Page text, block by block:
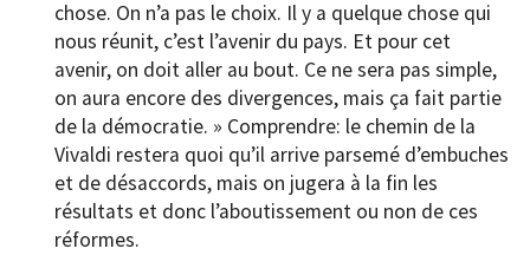
chose. On n’a pas le choix. Il y a quelque chose qui
nous réunit, c’est l’avenir du pays. Et pour cet
avenir, on doit aller au bout. Ce ne sera pas simple,
on aura encore des divergences, mais ça fait partie
de la démocratie. » Comprendre: le chemin de la
Vivaldi restera quoi qu’il arrive parsemé d’embuches
et de désaccords, mais on jugera à la fin les
résultats et donc l’aboutissement ou non de ces
réformes.